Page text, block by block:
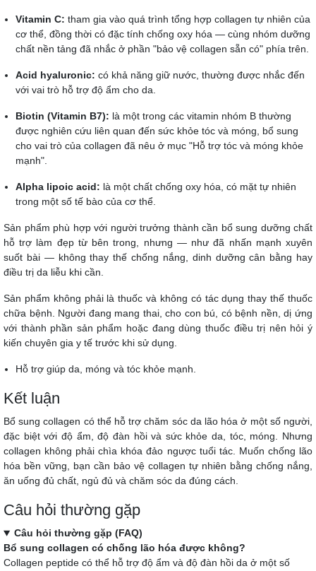
Vitamin C: tham gia vào quá trình tổng hợp collagen tự nhiên của
cơ thể, đồng thời có đặc tính chống oxy hóa — cùng nhóm dưỡng
chất nền tảng đã nhắc ở phần "bảo vệ collagen sẵn có" phía trên.
Acid hyaluronic: có khả năng giữ nước, thường được nhắc đến
với vai trò hỗ trợ độ ẩm cho da.
Biotin (Vitamin B7): là một trong các vitamin nhóm B thường
được nghiên cứu liên quan đến sức khỏe tóc và móng, bổ sung
cho vai trò của collagen đã nêu ở mục "Hỗ trợ tóc và móng khỏe
mạnh".
Alpha lipoic acid: là một chất chống oxy hóa, có mặt tự nhiên
trong một số tế bào của cơ thể.
Sản phẩm phù hợp với người trưởng thành cần bổ sung dưỡng chất
hỗ trợ làm đẹp từ bên trong, nhưng — như đã nhấn mạnh xuyên
suốt bài — không thay thế chống nắng, dinh dưỡng cân bằng hay
điều trị da liễu khi cần.
Sản phẩm không phải là thuốc và không có tác dụng thay thế thuốc
chữa bệnh. Người đang mang thai, cho con bú, có bệnh nền, dị ứng
với thành phần sản phẩm hoặc đang dùng thuốc điều trị nên hỏi ý
kiến chuyên gia y tế trước khi sử dụng.
Hỗ trợ giúp da, móng và tóc khỏe mạnh.
Kết luận
Bổ sung collagen có thể hỗ trợ chăm sóc da lão hóa ở một số người,
đặc biệt với độ ẩm, độ đàn hồi và sức khỏe da, tóc, móng. Nhưng
collagen không phải chìa khóa đảo ngược tuổi tác. Muốn chống lão
hóa bền vững, bạn cần bảo vệ collagen tự nhiên bằng chống nắng,
ăn uống đủ chất, ngủ đủ và chăm sóc da đúng cách.
Câu hỏi thường gặp
Câu hỏi thường gặp (FAQ)
Bổ sung collagen có chống lão hóa được không?
Collagen peptide có thể hỗ trợ độ ẩm và độ đàn hồi da ở một số